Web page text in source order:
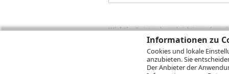
Informationen zu
Cookies und lokale
anzubieten. Sie
Der Anbieter der
Wichtig:Es ist zu berücksichtigen, dass
zukünftige Ergebnisse darstellen. Bei
Provisionen, Gebühren und andere
Depotgebühren hinzu. Mit dem
Performance, die sich unter